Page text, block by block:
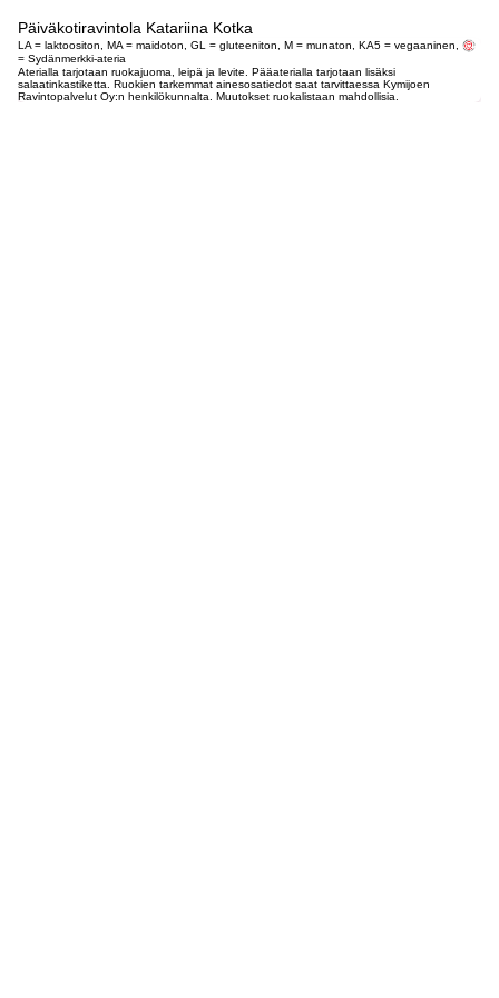
Päiväkotiravintola Katariina Kotka
LA = laktoositon, MA = maidoton, GL = gluteeniton, M = munaton, KA5 = vegaaninen,
= Sydänmerkki-ateria
Aterialla tarjotaan ruokajuoma, leipä ja levite. Pääaterialla tarjotaan lisäksi
salaatinkastiketta. Ruokien tarkemmat ainesosatiedot saat tarvittaessa Kymijoen
Ravintopalvelut Oy:n henkilökunnalta. Muutokset ruokalistaan mahdollisia.